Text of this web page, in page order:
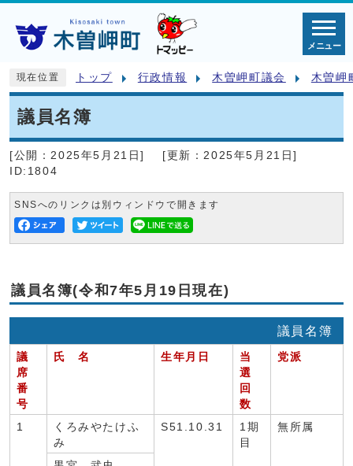
メニュー
現在位置 トップ 行政情報 木曽岬町議会 木曽岬
議員名簿
[公開： 2025年5月21日] [更新： 2025年5月21日]
ID:1804
SNSへのリンクは別ウィンドウで開きます
議員名簿(令和7年5月19日現在)
議員名簿
議
席
番
号
氏 名 生年月日
当
選
回
数
党派
1
くろみやたけふ
み
S51.10.31
1期
目
無所属